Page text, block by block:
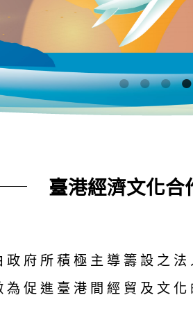
臺港經濟文化合
府所積極主導籌設之
促進臺港間經貿及文